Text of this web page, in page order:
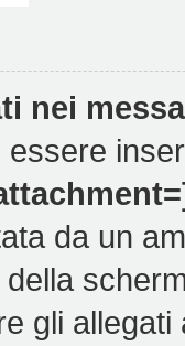
nei
da un
della
gli allegati